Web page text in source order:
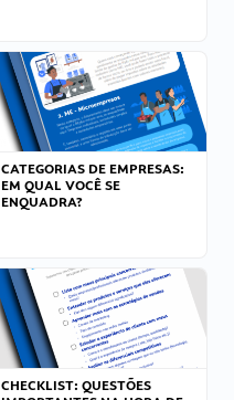
CATEGORIAS DE EMPRESAS:
EM QUAL VOCÊ SE
ENQUADRA?
CHECKLIST: QUESTÕES